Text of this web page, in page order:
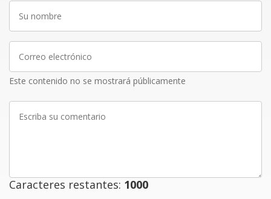
nombre
electrónico
Este contenido no se mostrará públicamente
Caracteres restantes: 1000